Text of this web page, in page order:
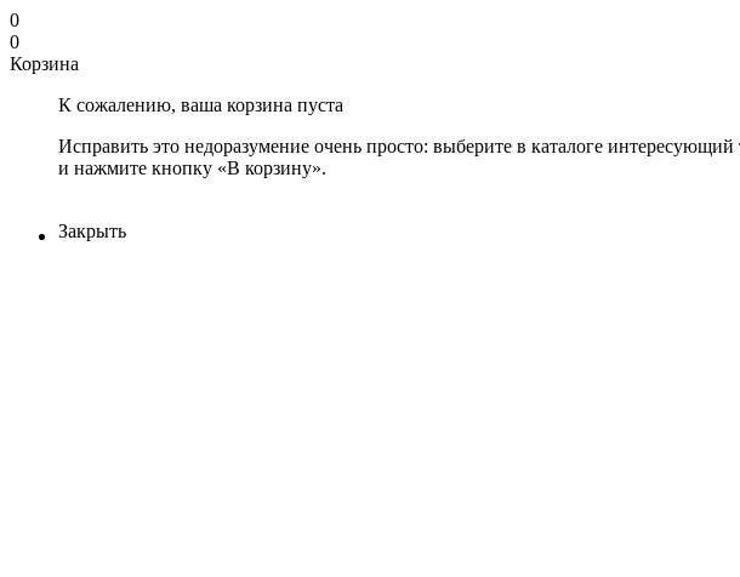
0
0
Корзина
К сожалению, ваша корзина пуста
Исправить это недоразумение очень просто: выберите в каталоге интересующий
и нажмите кнопку «В корзину».
Закрыть